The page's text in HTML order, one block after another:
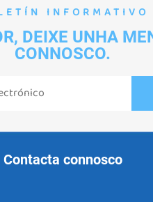
INFORMATIVO
DEIXE UNHA
CONNOSCO.
Contacta connosco